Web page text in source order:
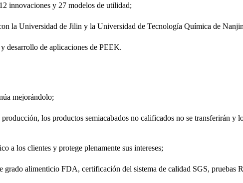
innovaciones y 27 modelos de utilidad;
la Universidad de Jilin y la Universidad de Tecnología Química de
desarrollo de aplicaciones de PEEK.
mejorándolo;
los productos semiacabados no calificados no se transferirán y
a los clientes y protege plenamente sus intereses;
alimenticio FDA, certificación del sistema de calidad SGS, pruebas